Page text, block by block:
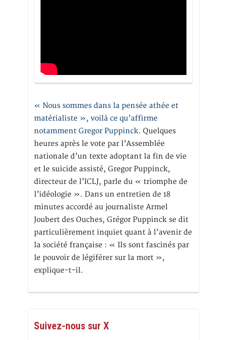
« Nous sommes dans la pensée athée et
matérialiste », voilà ce qu’affirme
notamment Gregor Puppinck. Quelques
heures après le vote par l’Assemblée
nationale d’un texte adoptant la fin de vie
et le suicide assisté, Gregor Puppinck,
directeur de l’ICLJ, parle du « triomphe de
l’idéologie ». Dans un entretien de 18
minutes accordé au journaliste Armel
Joubert des Ouches, Grégor Puppinck se dit
particulièrement inquiet quant à l’avenir de
la société française : « Ils sont fascinés par
le pouvoir de légiférer sur la mort »,
explique-t-il.
Suivez-nous sur X